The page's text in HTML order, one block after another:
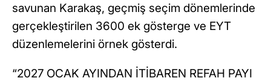
savunan Karakaş, geçmiş seçim dönemlerinde
gerçekleştirilen 3600 ek gösterge ve EYT
düzenlemelerini örnek gösterdi.
“2027 OCAK AYINDAN İTİBAREN REFAH PAYI